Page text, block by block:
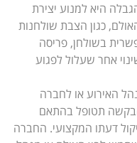
היא למנוע יצירת
כגון הצבת שולחנות
בשולחן, פריסה
אחר שעלול לפגוע
האירוע או לחברה
תטופל בהתאם
דעתו המקצועי. החברה